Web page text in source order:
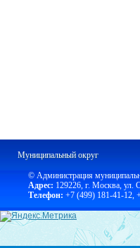
Муниципальный округ
© Администрация
Адрес: 129226, г. Москва, ул.
Телефон: +7 (499) 181-41-12,